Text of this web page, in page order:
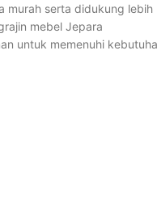
murah serta didukung lebih
mebel Jepara
untuk memenuhi